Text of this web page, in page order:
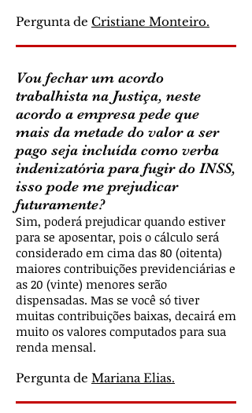
Pergunta de Cristiane Monteiro.
Vou fechar um acordo
trabalhista na Justiça, neste
acordo a empresa pede que
mais da metade do valor a ser
pago seja incluída como verba
indenizatória para fugir do INSS,
isso pode me prejudicar
futuramente?
Sim, poderá prejudicar quando estiver
para se aposentar, pois o cálculo será
considerado em cima das 80 (oitenta)
maiores contribuições previdenciárias e
as 20 (vinte) menores serão
dispensadas. Mas se você só tiver
muitas contribuições baixas, decairá em
muito os valores computados para sua
renda mensal.
Pergunta de Mariana Elias.